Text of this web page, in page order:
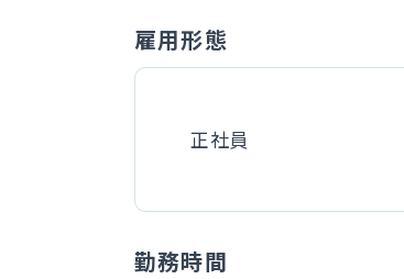
雇用形態
正社員
勤務時間